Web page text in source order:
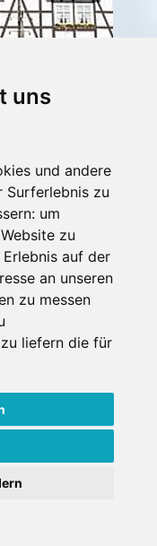
uns
und andere
Surferlebnis zu
um
zu
auf der
an unseren
zu messen
liefern die für